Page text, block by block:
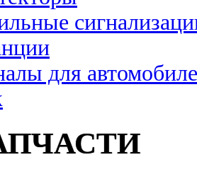
для